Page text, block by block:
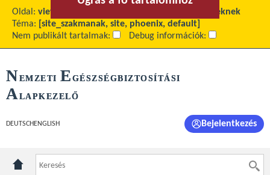
Oldal: view
Egészségügyi Szakembereknek
Téma:
[site_szakmanak, site, phoenix, default]
Nem publikált tartalmak:
Debug információk:
NEMZETI E GÉSZSÉGBIZTOSÍTÁSI
ALAPKEZELŐ
DEUTSCH ENGLISH Bejelentkezés